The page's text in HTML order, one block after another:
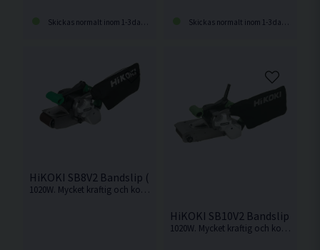
Skickas normalt inom 1-3 dagar Skickas normalt inom 1-3 dagar
HiKOKI SB8V2 Bandslip (1020W)
1020W. Mycket kraftig och kompakt bandslip
HiKOKI SB10V2 Bandslip
1020W. Mycket kraftig och kompakt bandslip